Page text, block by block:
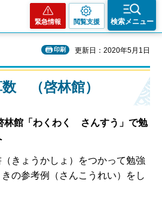
緊急情報 閲覧支援 検索メニュー
印刷 更新日：2020年5月1日
（啓林館）
館「わくわく さんすう」で勉
きょうかしょ）をつかって勉強
きの参考例（さんこうれい）をし